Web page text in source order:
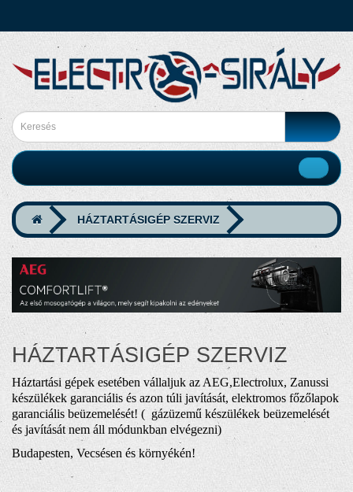
HÁZTARTÁSIGÉP SZERVIZ
HÁZTARTÁSIGÉP SZERVIZ
Háztartási gépek esetében vállaljuk az AEG,Electrolux, Zanussi
készülékek garanciális és azon túli javítását, elektromos főzőlapok
garanciális beüzemelését! ( gázüzemű készülékek beüzemelését
és javítását nem áll módunkban elvégezni)
Budapesten, Vecsésen és környékén!